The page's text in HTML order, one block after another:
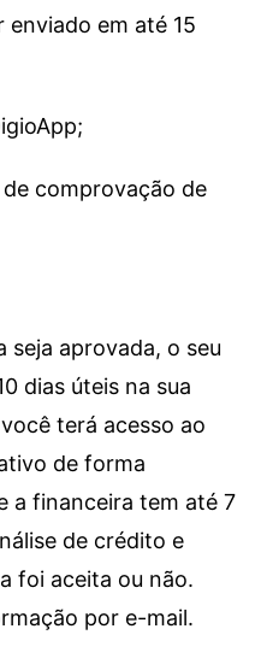
enviado em até 15
comprovação de
seja aprovada, o seu
dias úteis na sua
terá acesso ao
de forma
a financeira tem até 7
de crédito e
foi aceita ou não.
por e-mail.